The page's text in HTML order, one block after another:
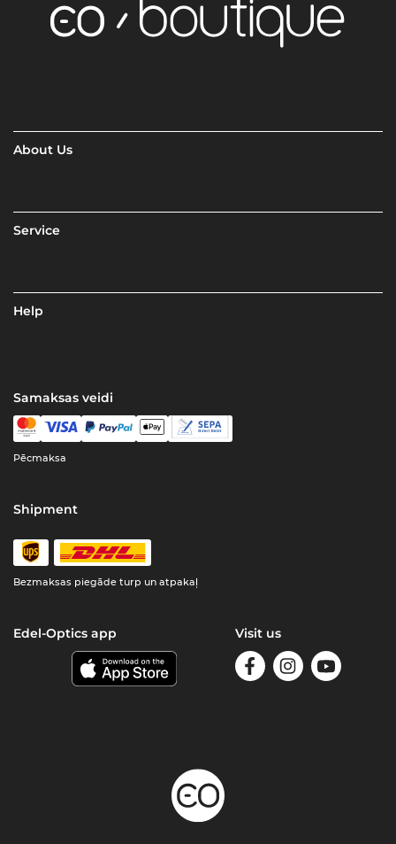
About Us
Service
Help
Samaksas veidi
Pēcmaksa
Shipment
Bezmaksas piegāde turp un atpakaļ
Edel-Optics app Visit us